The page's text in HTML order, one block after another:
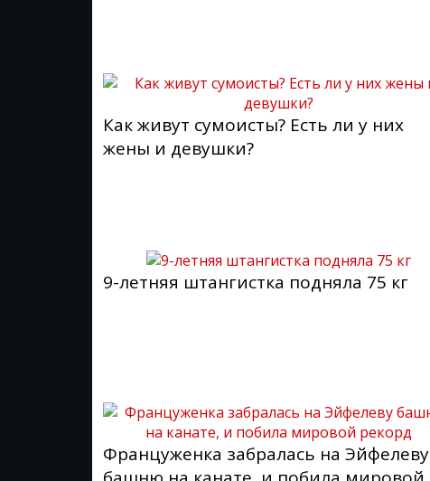
Как живут сумоисты? Есть ли у них
жены и девушки?
9-летняя штангистка подняла 75 кг
Француженка забралась на Эйфелеву